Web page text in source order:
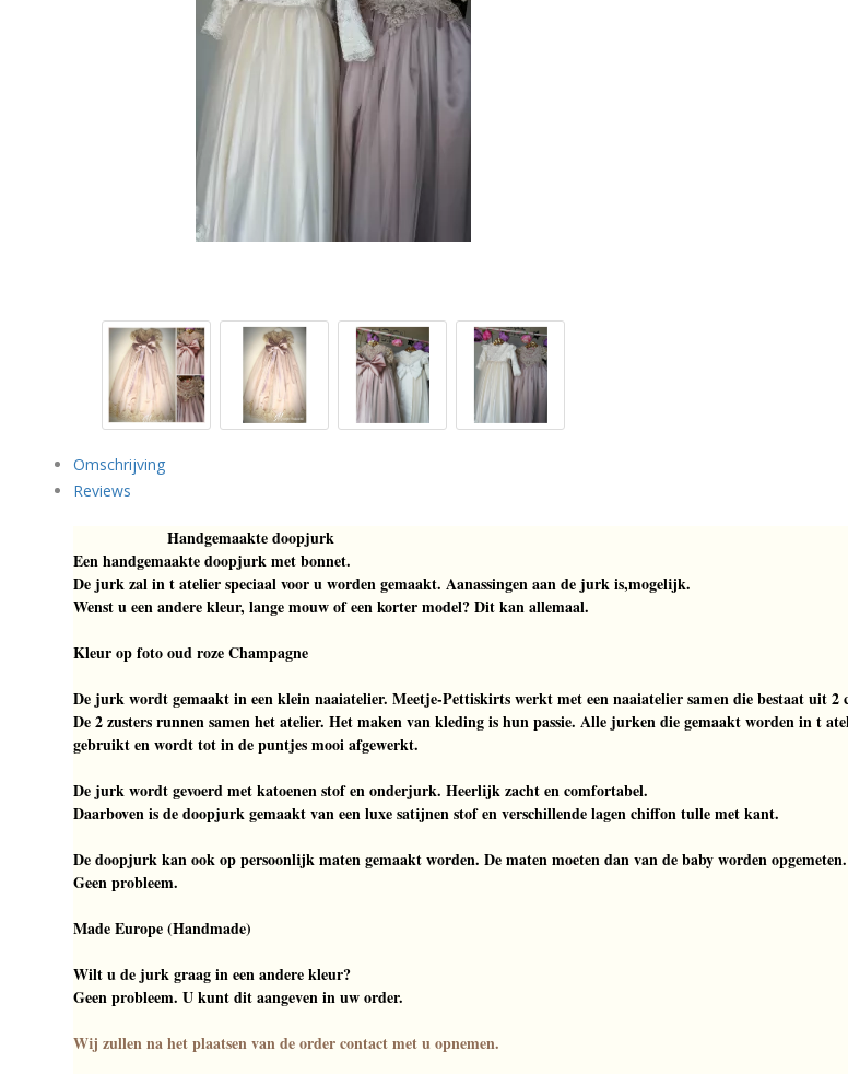
Omschrijving
Reviews
Handgemaakte doopjurk
Een handgemaakte doopjurk met bonnet.
De jurk zal in t atelier speciaal voor u worden gemaakt. Aanassingen aan de jurk is,mogelijk.
Wenst u een andere kleur, lange mouw of een korter model? Dit kan allemaal.
Kleur op foto oud roze Champagne
De jurk wordt gemaakt in een klein naaiatelier. Meetje-Pettiskirts werkt met een naaiatelier samen die bestaat uit 2
De 2 zusters runnen samen het atelier. Het maken van kleding is hun passie. Alle jurken die gemaakt worden in t
gebruikt en wordt tot in de puntjes mooi afgewerkt.
De jurk wordt gevoerd met katoenen stof en onderjurk. Heerlijk zacht en comfortabel.
Daarboven is de doopjurk gemaakt van een luxe satijnen stof en verschillende lagen chiffon tulle met kant.
De doopjurk kan ook op persoonlijk maten gemaakt worden. De maten moeten dan van de baby worden
Geen probleem.
Made Europe (Handmade)
Wilt u de jurk graag in een andere kleur?
Geen probleem. U kunt dit aangeven in uw order.
Wij zullen na het plaatsen van de order contact met u opnemen.